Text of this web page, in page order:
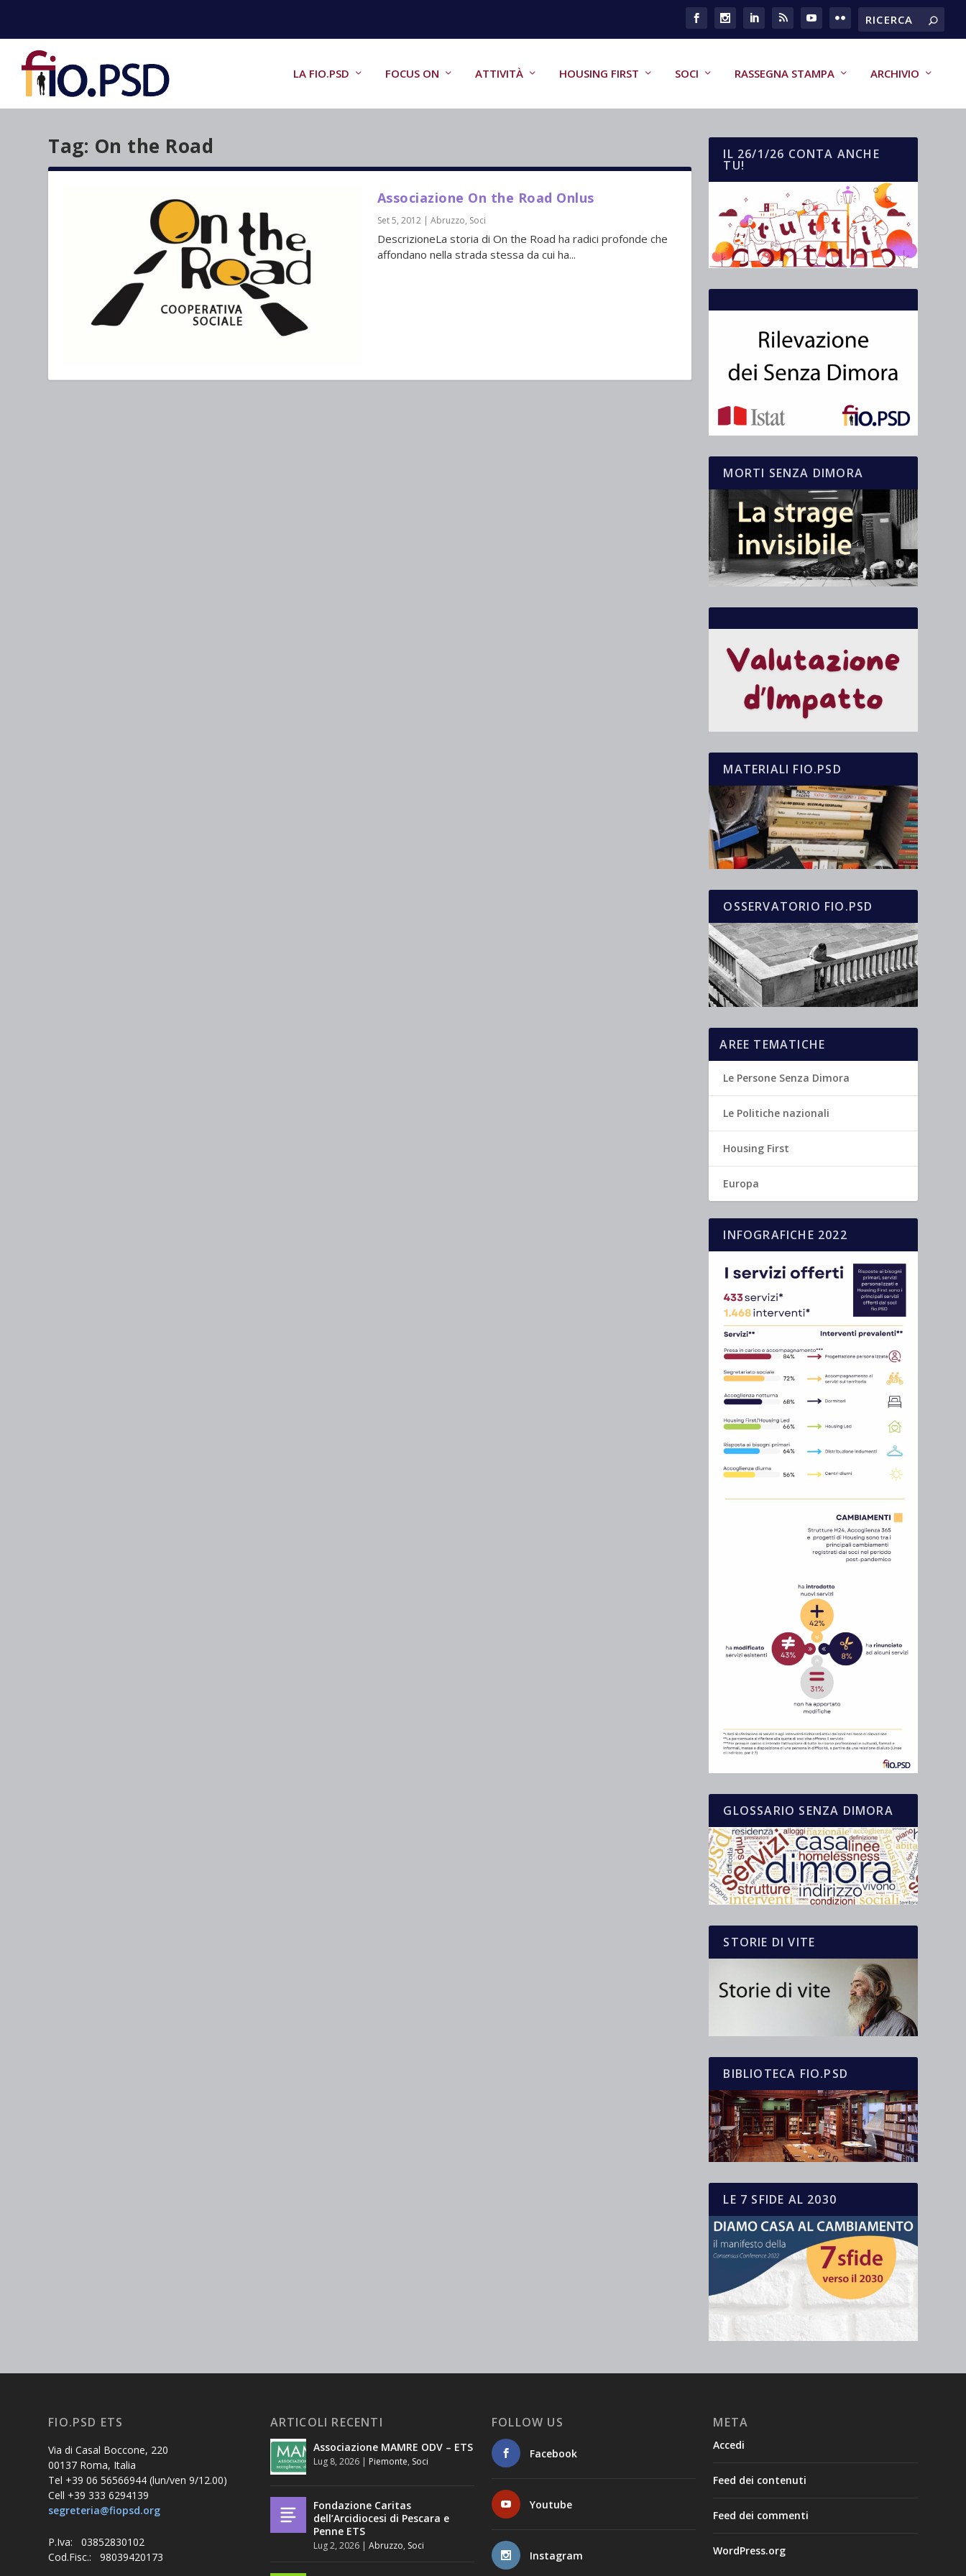
LA FIO.PSD FOCUS ON ATTIVITÀ HOUSING FIRST SOCI RASSEGNA STAMPA ARCHIVIO
Tag: On the Road
Associazione On the Road Onlus
Set 5, 2012| Abruzzo, Soci
DescrizioneLa storia di On the Road ha radici profonde che
affondano nella strada stessa da cui ha...
IL 26/1/26 CONTA ANCHE
TU!
MORTI SENZA DIMORA
MATERIALI FIO.PSD
OSSERVATORIO FIO.PSD
AREE TEMATICHE
Le Persone Senza Dimora
Le Politiche nazionali
Housing First
Europa
INFOGRAFICHE 2022
GLOSSARIO SENZA DIMORA
STORIE DI VITE
BIBLIOTECA FIO.PSD
LE 7 SFIDE AL 2030
FIO.PSD ETS
Via di Casal Boccone, 220
00137 Roma, Italia
Tel +39 06 56566944 (lun/ven 9/12.00)
Cell +39 333 6294139
segreteria@fiopsd.org
P.Iva: 03852830102
Cod.Fisc.: 98039420173
ARTICOLI RECENTI
Associazione MAMRE ODV – ETS
Lug 8, 2026| Piemonte, Soci
Fondazione Caritas
dell’Arcidiocesi di Pescara e
Penne ETS
Lug 2, 2026| Abruzzo, Soci
FOLLOW US
Facebook
Youtube
Instagram
META
Accedi
Feed dei contenuti
Feed dei commenti
WordPress.org